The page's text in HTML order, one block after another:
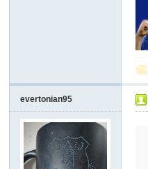
evertonian95